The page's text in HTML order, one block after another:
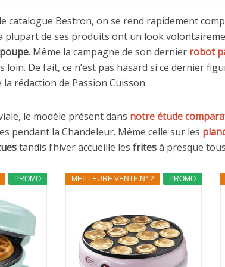
catalogue Bestron, on se rend rapidement
plupart de ses produits ont un look
Même la campagne de son dernier robot
loin. De fait, ce n’est pas hasard si ce dernier
rédaction de Passion Cuisson.
le modèle présent dans notre étude
pendant la Chandeleur. Même celle sur les
tandis l’hiver accueille les fritesà presque
PROMO PROMO
MEILLEURE VENTE N° 2